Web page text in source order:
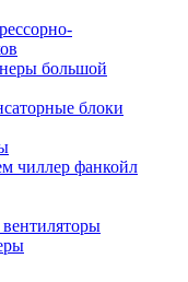
большой
блоки
чиллер фанкойл